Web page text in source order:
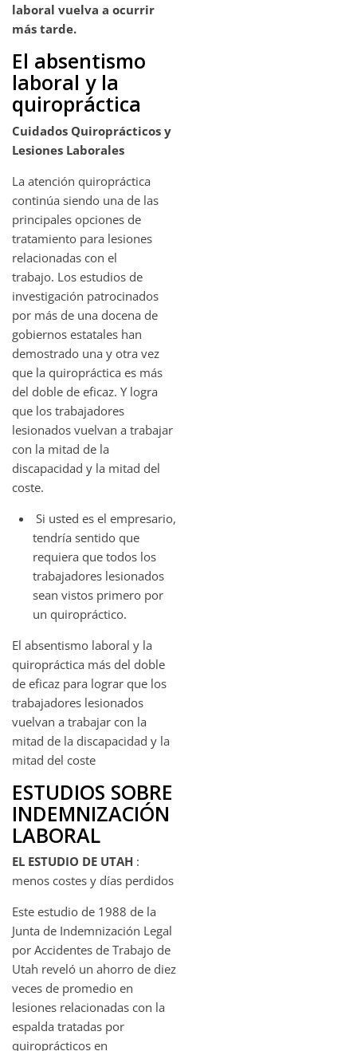
laboral vuelva a ocurrir
más tarde.
El absentismo
laboral y la
quiropráctica
Cuidados Quiroprácticos y
Lesiones Laborales
La atención quiropráctica
continúa siendo una de las
principales opciones de
tratamiento para lesiones
relacionadas con el
trabajo. Los estudios de
investigación patrocinados
por más de una docena de
gobiernos estatales han
demostrado una y otra vez
que la quiropráctica es más
del doble de eficaz. Y logra
que los trabajadores
lesionados vuelvan a trabajar
con la mitad de la
discapacidad y la mitad del
coste.
Si usted es el empresario,
tendría sentido que
requiera que todos los
trabajadores lesionados
sean vistos primero por
un quiropráctico.
El absentismo laboral y la
quiropráctica más del doble
de eficaz para lograr que los
trabajadores lesionados
vuelvan a trabajar con la
mitad de la discapacidad y la
mitad del coste
ESTUDIOS SOBRE
INDEMNIZACIÓN
LABORAL
EL ESTUDIO DE UTAH :
menos costes y días perdidos
Este estudio de 1988 de la
Junta de Indemnización Legal
por Accidentes de Trabajo de
Utah reveló un ahorro de diez
veces de promedio en
lesiones relacionadas con la
espalda tratadas por
quiroprácticos en